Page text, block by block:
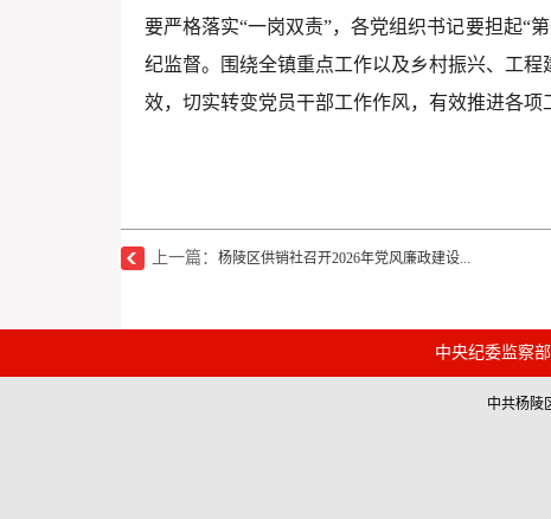
要严格落实“一岗双责”，各党组织书记要担起“
纪监督。围绕全镇重点工作以及乡村振兴、工程
效，切实转变党员干部工作作风，有效推进各项
上一篇： 杨陵区供销社召开2026年党风廉政建设...
中央纪委监察
中共杨